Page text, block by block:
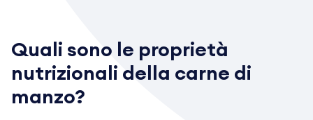
Quali sono le proprietà
nutrizionali della carne di
manzo?